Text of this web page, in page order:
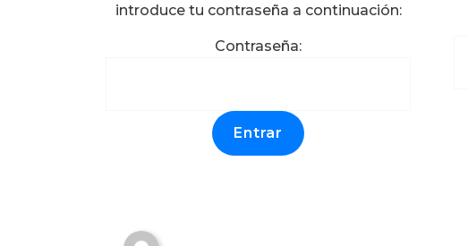
introduce tu contraseña a continuación:
Contraseña:
CONSTANCIAS DE
BRIGADAS DE
EMERGENCIAS; SIEMENS